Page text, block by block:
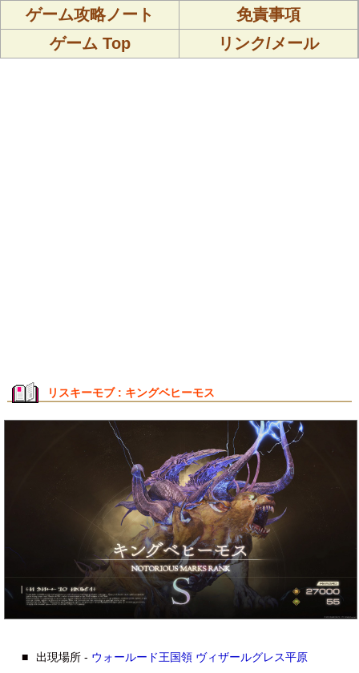
ゲーム攻略ノート
免責事項
ゲーム Top
リンク/メール
リスキーモブ : キングベヒーモス
■ 出現場所 - ウォールード王国領 ヴィザールグレス平原